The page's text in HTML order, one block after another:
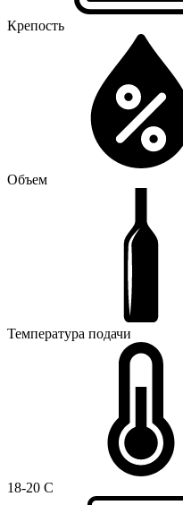
Крепость
Объем
Температура подачи
18-20 C